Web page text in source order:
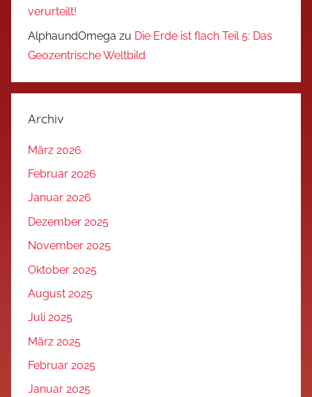
verurteilt!
AlphaundOmega zu Die Erde ist flach Teil 5: Das
Geozentrische Weltbild
Archiv
März 2026
Februar 2026
Januar 2026
Dezember 2025
November 2025
Oktober 2025
August 2025
Juli 2025
März 2025
Februar 2025
Januar 2025